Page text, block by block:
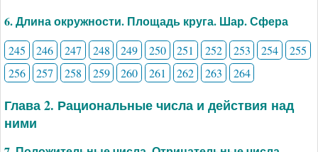
6. Длина окружности. Площадь круга. Шар. Сфера
245 246 247 248 249 250 251 252 253 254
255
256
257 258 259 260 261 262 263 264
Глава 2. Рациональные числа и действия над
ними